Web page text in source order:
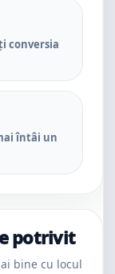
conversia
întâi un
potrivit
bine cu locul